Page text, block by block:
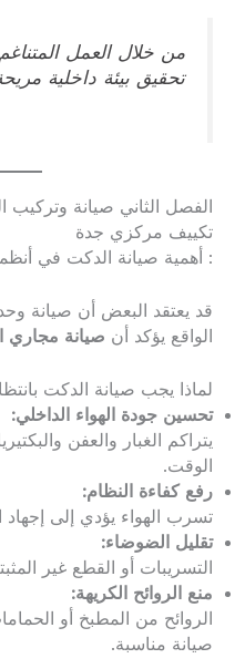
من خلال العمل
تحقيق بيئة داخلية
الفصل الثاني صيانة
تكييف مركزي جدة
: أهمية صيانة الدكت في
قد يعتقد البعض أن صيانة
الواقع يؤكد أن صيانة مجاري
لماذا يجب صيانة الدكت
تحسين جودة الهواء الداخلي:
يتراكم الغبار والعفن
الوقت.
رفع كفاءة النظام:
تسرب الهواء يؤدي إلى إجهاد
تقليل الضوضاء:
التسريبات أو القطع غير
منع الروائح الكريهة:
الروائح من المطبخ أو
صيانة مناسبة.